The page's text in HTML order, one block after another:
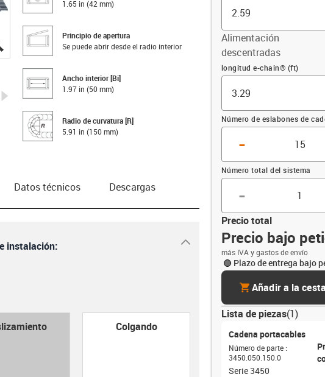
igus-icon-lupe
igus-icon-lupe
igus-icon-lupe
igus-icon-lupe
igus-icon-arrow-right
1.65 in (42 mm)
Principio de apertura
Se puede abrir desde el radio interior
Ancho interior [Bi]
1.97 in (50 mm)
Radio de curvatura [R]
5.91 in (150 mm)
Alimentación
descentradas
Compensación (ft)
longitud e-chain® (ft)
Número de eslabones de
-
Número total del sistema
-
Precio total
Precio bajo
más IVA y gastos de envío
Plazo de entrega bajo
cartAñadir a la cesta
Lista de piezas(1)
Cadena portacables
Número de parte :
3450.050.150.0
Serie 3450
Datos técnicos Descargas
instalación: igus-icon-dropdown-up
Colgando